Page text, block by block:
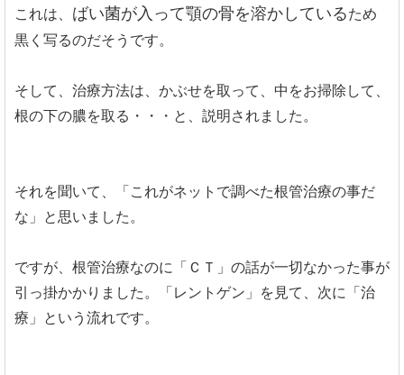
これは、 ばい菌が入って顎の骨を溶かしているため
黒く写るのだそうです。
そして、治療方法は、かぶせを取って、中をお掃除して、
根の下の膿を取る・・・と、説明されました。
それを聞いて、「これがネットで調べた根管治療の事だ
な」と思いました。
ですが、根管治療なのに「ＣＴ」の話が一切なかった事が
引っ掛かかりました。「レントゲン」を見て、次に「治
療」という流れです。